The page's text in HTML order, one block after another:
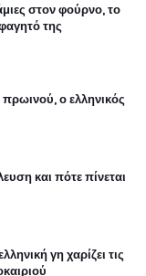
στον φούρνο, το
της
ο ελληνικός
και πότε πίνεται
γη χαρίζει τις